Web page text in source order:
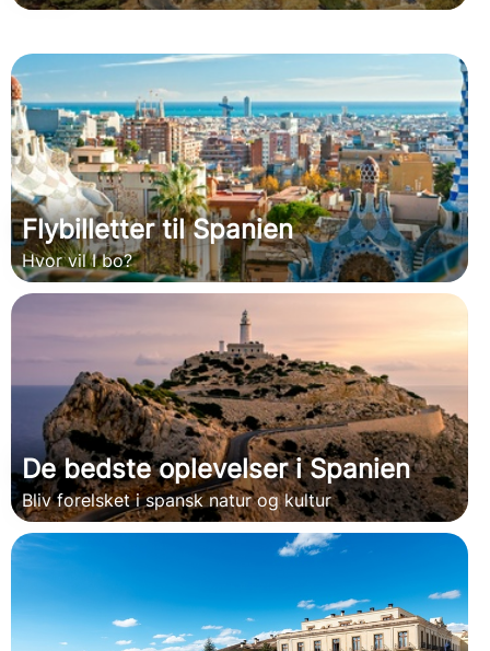
Flybilletter til Spanien
Hvor vil I bo?
De bedste oplevelser i Spanien
Bliv forelsket i spansk natur og kultur